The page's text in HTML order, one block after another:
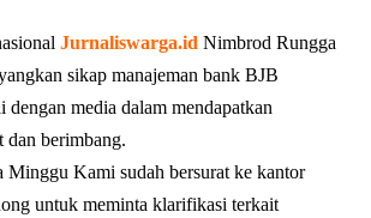
Jurnaliswarga.id Nimbrod Rungga
sikap manajeman bank BJB
media dalam mendapatkan
dan berimbang.
Minggu Kami sudah bersurat ke kantor
untuk meminta klarifikasi terkait